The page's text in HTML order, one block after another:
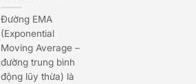
Đường EMA
(Exponential
Moving Average –
đường trung bình
động lũy thừa) là